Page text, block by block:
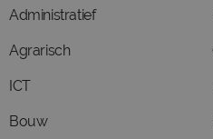
Administratief
Agrarisch
ICT
Bouw